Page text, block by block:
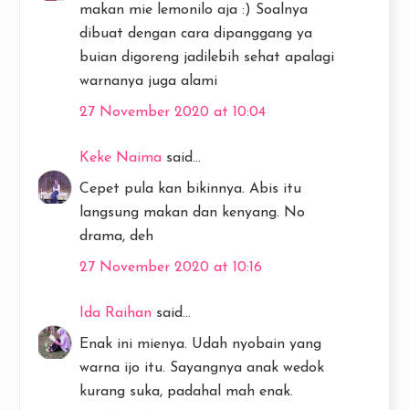
makan mie lemonilo aja :) Soalnya
dibuat dengan cara dipanggang ya
buian digoreng jadilebih sehat apalagi
warnanya juga alami
27 November 2020 at 10:04
Keke Naima said...
Cepet pula kan bikinnya. Abis itu
langsung makan dan kenyang. No
drama, deh
27 November 2020 at 10:16
Ida Raihan said...
Enak ini mienya. Udah nyobain yang
warna ijo itu. Sayangnya anak wedok
kurang suka, padahal mah enak.